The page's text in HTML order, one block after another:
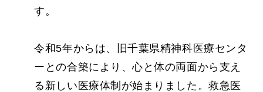
す。
令和5年からは、旧千葉県精神科医療センタ
ーとの合築により、心と体の両面から支え
る新しい医療体制が始まりました。救急医